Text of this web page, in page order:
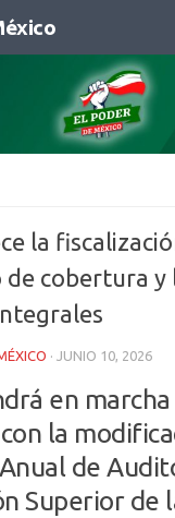
la
cobertura y
· JUNIO 10, 2026
en
la
de
Superior de